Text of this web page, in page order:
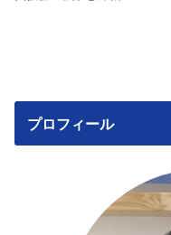
プロフィール